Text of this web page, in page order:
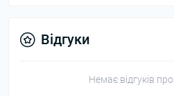
Відгуки
Немає відгуків